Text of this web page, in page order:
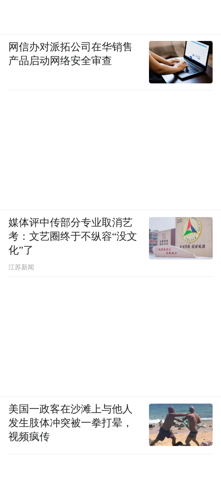
网信办对派拓公司在华销售
产品启动网络安全审查
媒体评中传部分专业取消艺
考：文艺圈终于不纵容“没文
化”了
江苏新闻
美国一政客在沙滩上与他人
发生肢体冲突被一拳打晕，
视频疯传